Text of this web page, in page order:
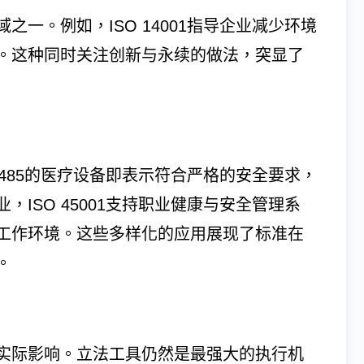
之一。例如，ISO 14001指导企业减少环境
这种同时关注创新与永续的做法，突显了
的医疗设备即表示符合严格的安全要求，
，ISO 45001支持职业健康与安全管理系
作环境。这些多样化的应用展现了标准在
际影响。立法工具仍然是最强大的执行机